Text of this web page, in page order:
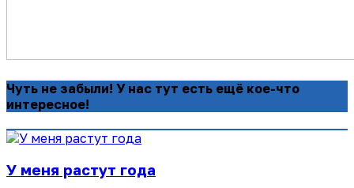
Чуть не забыли! У нас тут есть ещё кое-что
интересное!
У меня растут года